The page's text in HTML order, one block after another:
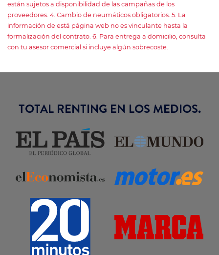
están sujetos a disponibilidad de las campañas de los
proveedores. 4. Cambio de neumáticos obligatorios. 5. La
información de está página web no es vinculante hasta la
formalización del contrato. 6. Para entrega a domicilio, consulta
con tu asesor comercial si incluye algún sobrecoste.
TOTAL RENTING EN LOS MEDIOS.